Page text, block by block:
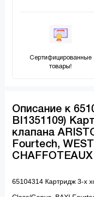
Сертифицированные
товары!
Описание к
BI1351109)
клапана
Fourtech,
CHAFFOTEAUX
65104314 Картридж 3-х